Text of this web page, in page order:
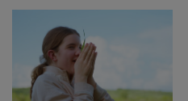
carrière en finances